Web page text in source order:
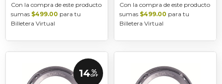
Con la compra de este producto
sumas $499.00 para tu
Billetera Virtual
Con la compra de este producto
sumas $499.00 para tu
Billetera Virtual
14 %
OFF